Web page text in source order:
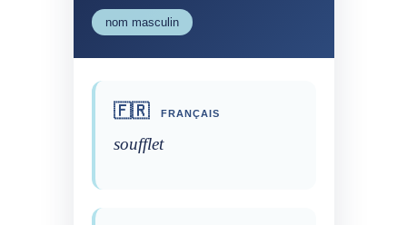
nom masculin
🇫🇷 FRANÇAIS
soufflet